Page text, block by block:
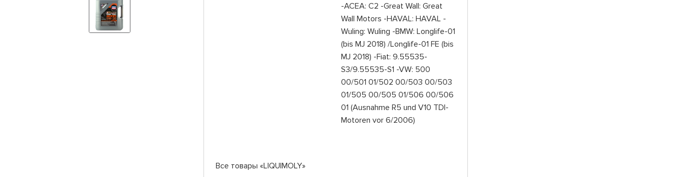
-ACEA: C2 -Great Wall: Great
Wall Motors -HAVAL: HAVAL -
Wuling: Wuling -BMW: Longlife-01
(bis MJ 2018) /Longlife-01 FE (bis
MJ 2018) -Fiat: 9.55535-
S3/9.55535-S1 -VW: 500
00/501 01/502 00/503 00/503
01/505 00/505 01/506 00/506
01 (Ausnahme R5 und V10 TDI-
Motoren vor 6/2006)
Все товары «LIQUIMOLY»